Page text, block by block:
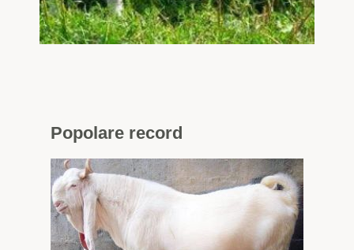
Popolarerecord